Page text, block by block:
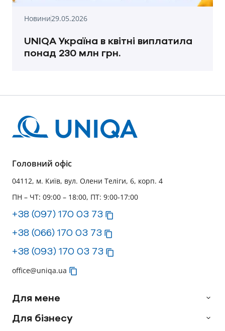
Новини29.05.2026
UNIQA Україна в квітні виплатила
понад 230 млн грн.
Головний офіс
04112, м. Київ, вул. Олени Теліги, 6, корп. 4
ПН – ЧТ: 09:00 – 18:00, ПТ: 9:00-17:00
+38 (097) 170 03 73
+38 (066) 170 03 73
+38 (093) 170 03 73
office@uniqa.ua
Для мене
Для бізнесу